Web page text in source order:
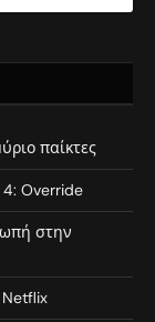
παίκτες
Override
στην
Netflix